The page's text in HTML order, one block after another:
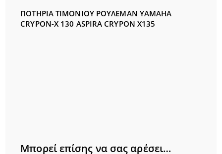
ΠΟΤΗΡΙΑ ΤΙΜΟΝΙΟΥ ΡΟΥΛΕΜΑΝ YAMAHA
CRYPON-X 130 ASPIRA CRYPON X135
Μπορεί επίσης να σας αρέσει…